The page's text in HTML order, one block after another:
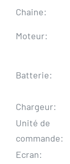
Chaine:
Moteur:
Batterie:
Chargeur:
Unité de
commande:
Ecran: